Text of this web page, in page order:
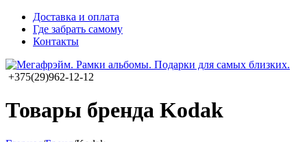
Доставка и оплата
Где забрать самому
Контакты
+375(29)962-12-12
Товары бренда Kodak